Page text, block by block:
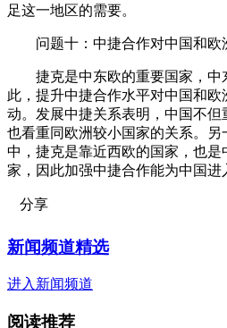
足这一地区的需要。
问题十：中捷合作对中国和欧
捷克是中东欧的重要国家，中
此，提升中捷合作水平对中国和
动。发展中捷关系表明，中国不但
也看重同欧洲较小国家的关系。另
中，捷克是靠近西欧的国家，也是
家，因此加强中捷合作能为中国进
分享
新闻频道精选
进入新闻频道
阅读推荐